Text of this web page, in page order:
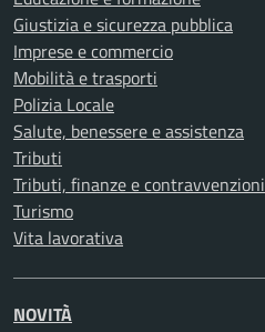
Giustizia e sicurezza pubblica
Imprese e commercio
Mobilità e trasporti
Polizia Locale
Salute, benessere e assistenza
Tributi
Tributi, finanze e contravvenzioni
Turismo
Vita lavorativa
NOVITÀ